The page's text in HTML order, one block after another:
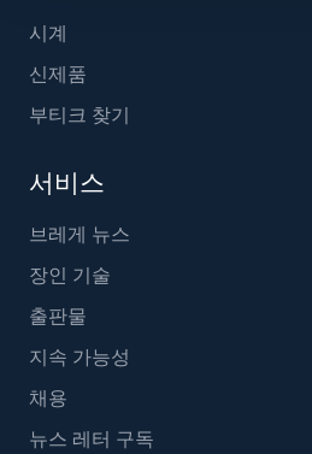
시계
신제품
부티크 찾기
서비스
브레게 뉴스
장인 기술
출판물
지속 가능성
채용
뉴스 레터 구독